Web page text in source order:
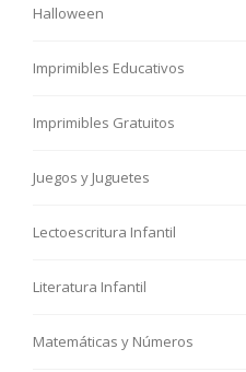
Halloween
Imprimibles Educativos
Imprimibles Gratuitos
Juegos y Juguetes
Lectoescritura Infantil
Literatura Infantil
Matemáticas y Números